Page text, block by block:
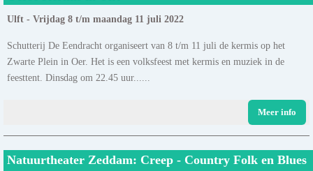
Ulft - Vrijdag 8 t/m maandag 11 juli 2022
Schutterij De Eendracht organiseert van 8 t/m 11 juli de kermis op het
Zwarte Plein in Oer. Het is een volksfeest met kermis en muziek in de
feesttent. Dinsdag om 22.45 uur......
Meer info
Natuurtheater Zeddam: Creep - Country Folk en Blues